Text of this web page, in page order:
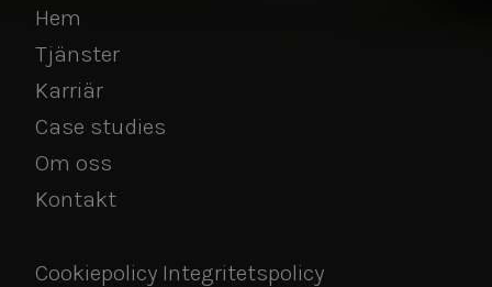
Hem
Tjänster
​​​​​​​Karriär
Case studies
Om oss
Kontakt
Cookiepolicy Integritetspolicy